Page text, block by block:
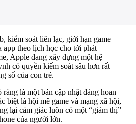
kiểm soát liên lạc, giới hạn game
app theo lịch học cho tới phát
Apple đang xây dựng một hệ
có quyền kiểm soát sâu hơn rất
số của con trẻ.
là một bản cập nhật đáng hoan
biệt là hội mê game và mạng xã hội,
lại cảm giác luôn có một “giám thị”
của người lớn.